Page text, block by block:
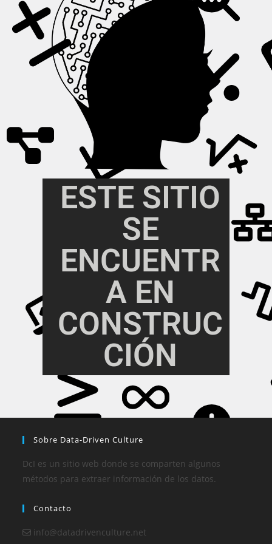
ESTE SITIO
SE
ENCUENTR
A EN
CONSTRUC
CIÓN
Sobre Data-Driven Culture
DcI es un sitio web donde se comparten algunos
métodos para extraer información de los datos.
Contacto
info@datadrivenculture.net